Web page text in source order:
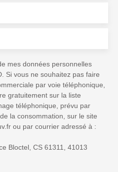
mes données personnelles
Si vous ne souhaitez pas faire
par voie téléphonique,
gratuitement sur la liste
téléphonique, prévu par
la consommation, sur le site
ou par courrier adressé à :
Bloctel, CS 61311, 41013